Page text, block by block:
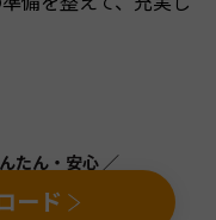
たん・安心 ／
ード